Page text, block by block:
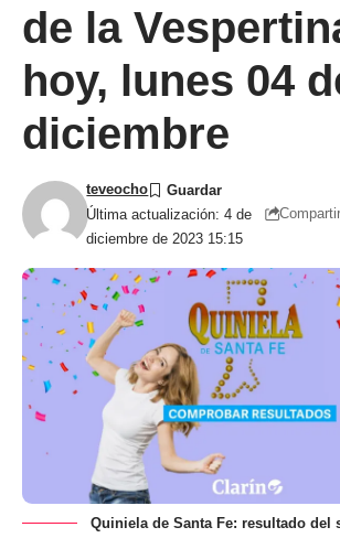
de la
hoy, lunes 04
diciembre
Última actualización: 4 de
diciembre de 2023 15:15
teveocho
Compartir
Quiniela de Santa Fe: resultado del